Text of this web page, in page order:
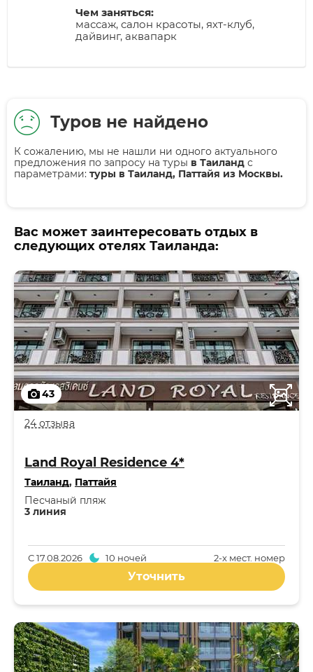
Чем заняться:
массаж, салон красоты, яхт-клуб,
дайвинг, аквапарк
Туров не найдено
К сожалению, мы не нашли ни одного актуального
предложения по запросу на туры в Таиланд с
параметрами: туры в Таиланд, Паттайя из Москвы.
Вас может заинтересовать отдых в
следующих отелях Таиланда:
43
24 отзыва
Land Royal Residence 4*
Таиланд, Паттайя
3 линия
Песчаный пляж
2-x мест. номер
С17.08.2026 10 ночей
Уточнить